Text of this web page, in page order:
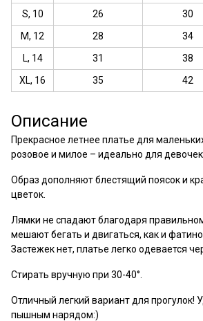
S, 10
26
30
M, 12
28
34
L, 14
31
38
XL, 16
35 42
Описание
Прекрасное летнее платье для
розовое и милое – идеально для девочек.
Образ дополняют блестящий поясок и
цветок.
Лямки не спадают благодаря
мешают бегать и двигаться, как и
Застежек нет, платье легко одевается
Стирать вручную при 30-40°.
Отличный легкий вариант для прогулок!
пышным нарядом:)